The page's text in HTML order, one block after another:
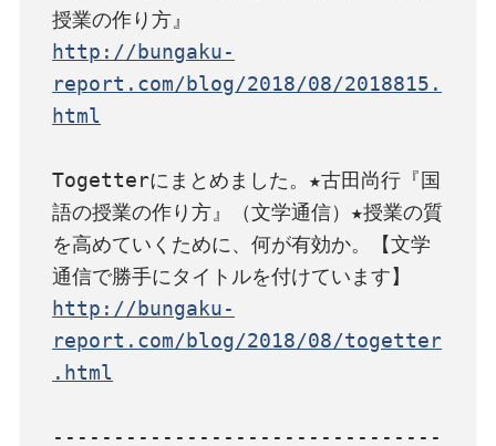
http://bungaku-
report.com/blog/2018/08/2018815.
html
Togetterにまとめました。★古田尚行『国
語の授業の作り方』（文学通信）★授業の質
を高めていくために、何が有効か。【文学
http://bungaku-
report.com/blog/2018/08/togetter
.html
--------------------------------